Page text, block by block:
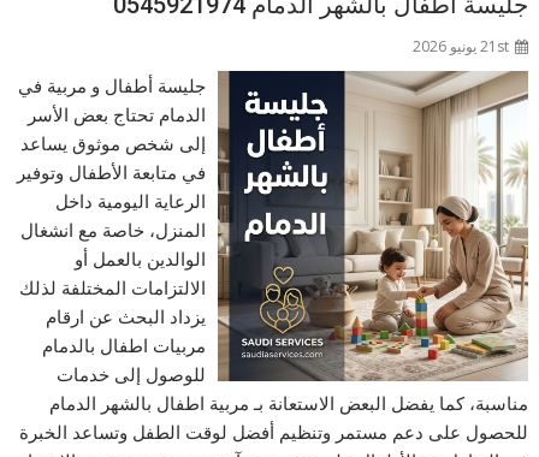
21st يونيو 2026
جليسة أطفال و مربية في
الدمام تحتاج بعض الأسر
إلى شخص موثوق يساعد
في متابعة الأطفال وتوفير
الرعاية اليومية داخل
المنزل، خاصة مع انشغال
الوالدين بالعمل أو
الالتزامات المختلفة لذلك
يزداد البحث عن ارقام
مربيات اطفال بالدمام
للوصول إلى خدمات
مناسبة، كما يفضل البعض الاستعانة بـ مربية اطفال بالشهر الدمام
للحصول على دعم مستمر وتنظيم أفضل لوقت الطفل وتساعد الخبرة